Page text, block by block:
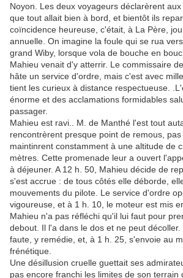
Noyon. Les deux voyageurs déclarèrent
que tout allait bien à bord, et bientôt ils
coïncidence heureuse, c'était, à La Père,
annuelle. On imagine la foule qui se rua
grand Wiby, lorsque vola de bouche en
Mahieu venait d'y atterrir. Le commissaire
hâte un service d'ordre, mais c'est avec
tient les curieux à distance respectueuse.
énorme et des acclamations formidables
passager.
Mahieu est ravi.. M. de Manthé l'est tout
rencontrèrent presque point de remous,
maintinrent constamment à une altitude de
mètres. Cette promenade leur a ouvert
à déjeuner. A 12 h. 50, Mahieu décide de
s'est accrue : de tous côtés elle déborde,
mouvements du pilote. Le service d'ordre
vigoureuse, et à 1 h. 10, le moteur est mis
Mahieu n'a pas réfléchi qu'il lui faut pour
debout. Il l'a dans le dos et ne peut
faute, y remédie, et, à 1 h. 25, s'envoie au
frénétique.
Une désillusion cruelle guettait ses
pas encore franchi les limites de son terrain